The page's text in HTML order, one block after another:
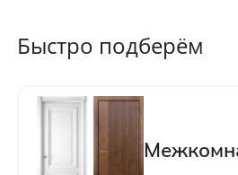
Быстро подберём